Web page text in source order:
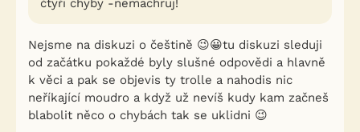
čtyři chyby -nemachruj!
Nejsme na diskuzi o češtině 😉😀tu diskuzi sleduji
od začátku pokaždé byly slušné odpovědi a hlavně
k věci a pak se objevis ty trolle a nahodis nic
neříkající moudro a když už nevíš kudy kam začneš
blabolit něco o chybách tak se uklidni 😉